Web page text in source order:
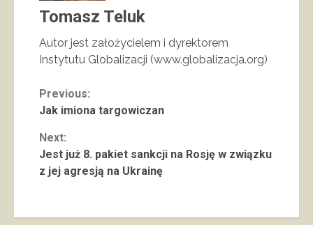
Tomasz Teluk
Autor jest założycielem i dyrektorem
Instytutu Globalizacji (www.globalizacja.org)
Continue
Previous:
Jak imiona targowiczan
Next:
Jest już 8. pakiet sankcji na Rosję w związku
z jej agresją na Ukrainę